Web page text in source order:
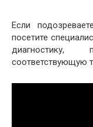
Если
посетите
диагностику,
соответствующую